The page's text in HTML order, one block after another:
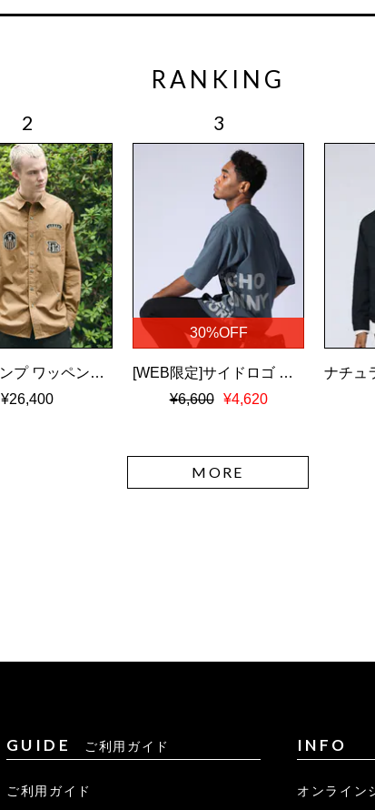
RANKING
ツイルダンプ ワッペン刺繍ワッシャーシャツ
¥26,400
30%OFF
[WEB限定]サイドロゴ ビッグシルエット Tシャツ
¥6,600
¥4,620
MORE
GUIDE ご利用ガイド
ご利用ガイド
INFO
オンライン